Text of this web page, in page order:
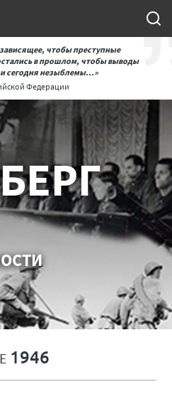
чтобы преступные
в прошлом, чтобы выводы
сегодня незыблемы...»
Федерации
1946